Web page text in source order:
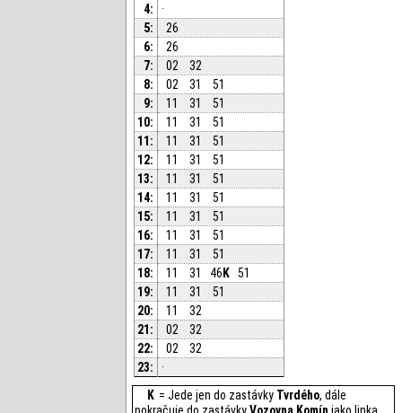
4:
·
5:
26
6:
26
7:
02
32
8:
02 31
51
9:
11 31
51
10:
11 31
51
11:
11 31
51
12:
11 31
51
13:
11 31
51
14:
11 31
51
15:
11 31
51
16:
11 31
51
17:
11 31
51
18:
11 31 46 K 51
19:
11 31
51
20:
11
32
21:
02
32
22:
02
32
23:
·
K = Jede jen do zastávky Tvrdého, dále